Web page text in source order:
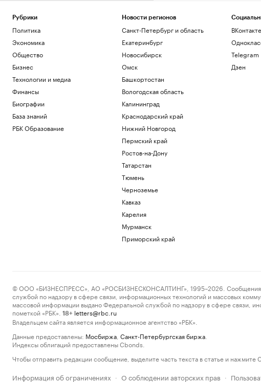
Рубрики
Политика
Экономика
Общество
Бизнес
Технологии и медиа
Финансы
Биографии
База знаний
РБК Образование
Новости регионов
Санкт-Петербург и область
Екатеринбург
Новосибирск
Омск
Башкортостан
Вологодская область
Калининград
Краснодарский край
Нижний Новгород
Пермский край
Ростов-на-Дону
Татарстан
Тюмень
Черноземье
Кавказ
Карелия
Мурманск
Приморский край
ВКонтакте
Telegram
Дзен
© ООО «БИЗНЕСПРЕСС», АО «РОСБИЗНЕСКОНСАЛТИНГ», 1995–2026. Сообщения и
службой по надзору в сфере связи, информационных технологий и массовых
массовой информации выдано Федеральной службой по надзору в сфере связи,
пометкой «РБК».
18+ letters@rbc.ru
Владельцем сайта является информационное агентство «РБК».
Данные предоставлены: Мосбиржа Санкт-Петербургская биржа
Индексы облигаций предоставлены Cbonds.
Чтобы отправить редакции сообщение, выделите часть текста в статье и нажмите
Информация об ограничениях · О соблюдении авторских прав ·